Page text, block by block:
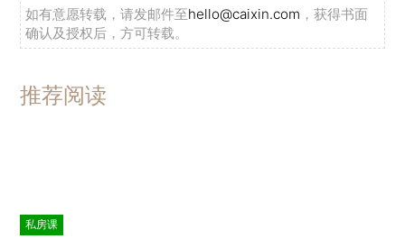
如有意愿转载，请发邮件至hello@caixin.com ，获得书面
确认及授权后，方可转载。
推荐阅读
私房课